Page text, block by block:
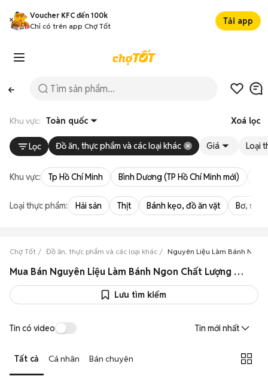
Voucher KFC đến 100k
Chỉ có trên app Chợ Tốt
Tải app
Khu vực: Toàn quốc Xoá lọc
Lọc Đồ ăn, thực phẩm và các loại khác Giá Loại
Khu vực: Tp Hồ Chí Minh Bình Dương (TP Hồ Chí Minh mới)
Loại thực phẩm: Hải sản Thịt Bánh kẹo, đồ ăn vặt Bơ,
Chợ Tốt Đồ ăn, thực phẩm và các loại khác Nguyên Liệu Làm Bánh Ngon
Mua Bán Nguyên Liệu Làm Bánh Ngon Chất Lượng Giá Rẻ Như Giá Sỉ
Lưu tìm kiếm
Tin có video Tin mới nhất
Tất cả Cá nhân Bán chuyên